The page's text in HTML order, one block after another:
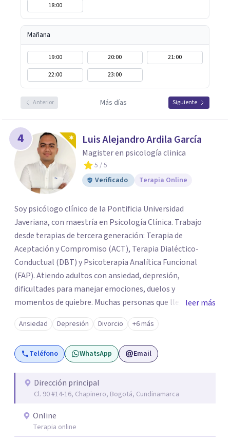
18:00
Mañana
19:00 20:00
21:00
22:00
23:00
Anterior Más días Siguiente
4 Luis Alejandro Ardila García
Magister en psicología clinica
5 / 5
Verificado
Terapia Online
Soy psicólogo clínico de la Pontificia Universidad
Javeriana, con maestría en Psicología Clínica. Trabajo
desde terapias de tercera generación: Terapia de
Aceptación y Compromiso (ACT), Terapia Dialéctico-
Conductual (DBT) y Psicoterapia Analítica Funcional
(FAP). Atiendo adultos con ansiedad, depresión,
dificultades para manejar emociones, duelos y
momentos de quiebre. Muchas personas que llegan a
consulta no solo cargan con un síntoma: sienten que sus
propias reacciones emocionales les complican más la
vida. Desde ahí trabajamos. No busco eliminar el
malestar a la fuerza. Prefiero entender qué lo sostiene y
forma presencial y también online.
leer más
Ansiedad Depresión Divorcio +6 más
Teléfono WhatsApp Email
Dirección principal
Cl. 90 #14-16, Chapinero, Bogotá, Cundinamarca
Online
Terapia online